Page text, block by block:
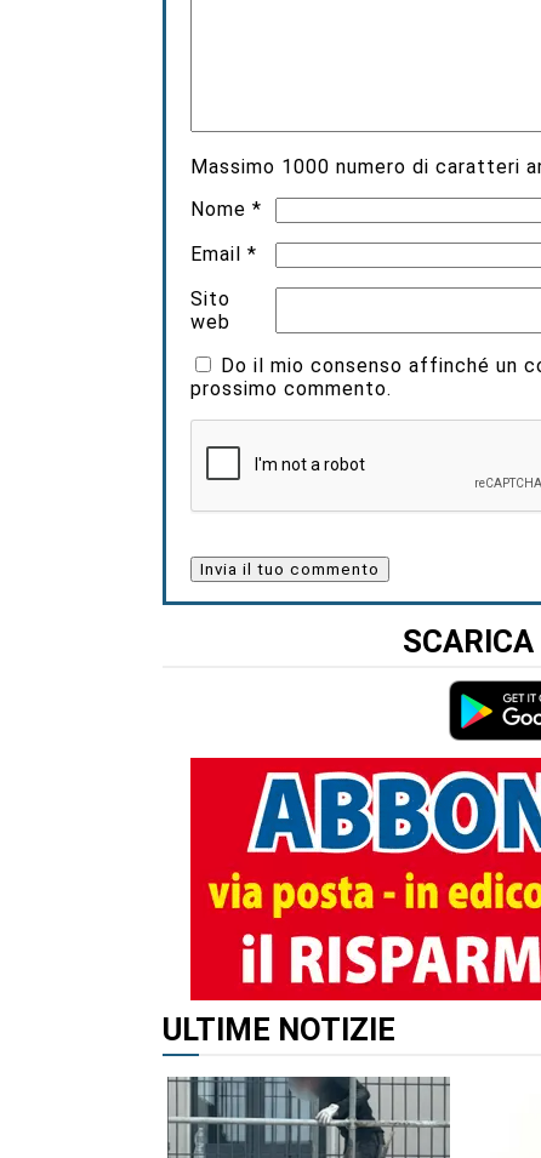
Massimo 1000 numero di caratteri
Nome*
Email*
Sito
web
Do il mio consenso affinché un
prossimo commento.
SCARICA
ALTRI ARTICOLI DI